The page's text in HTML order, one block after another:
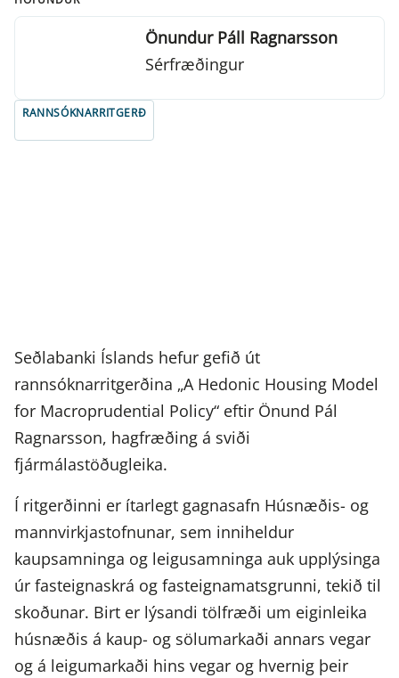
Önundur Páll Ragnarsson
Sérfræðingur
RANNSÓKNARRITGERÐ
Seðlabanki Íslands hefur gefið út
rannsóknarritgerðina „A Hedonic Housing Model
for Macroprudential Policy“ eftir Önund Pál
Ragnarsson, hagfræðing á sviði
fjármálastöðugleika.
Í ritgerðinni er ítarlegt gagnasafn Húsnæðis- og
mannvirkjastofnunar, sem inniheldur
kaupsamninga og leigusamninga auk upplýsinga
úr fasteignaskrá og fasteignamatsgrunni, tekið til
skoðunar. Birt er lýsandi tölfræði um eiginleika
húsnæðis á kaup- og sölumarkaði annars vegar
og á leigumarkaði hins vegar og hvernig þeir